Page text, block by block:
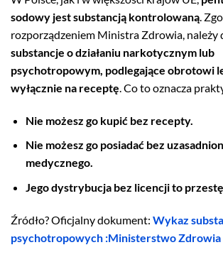
sodowy jest substancją kontrolowaną.
rozporządzeniem Ministra Zdrowia, należy
substancje o działaniu narkotycznym lub
psychotropowym, podlegające obrotowi
wyłącznie na receptę. Co to oznacza
Nie możesz go kupić bez recepty.
Nie możesz go posiadać bez
medycznego.
Jego dystrybucja bez licencji to
Źródło? Oficjalny dokument: Wykaz
psychotropowych :Ministerstwo Zdrowia